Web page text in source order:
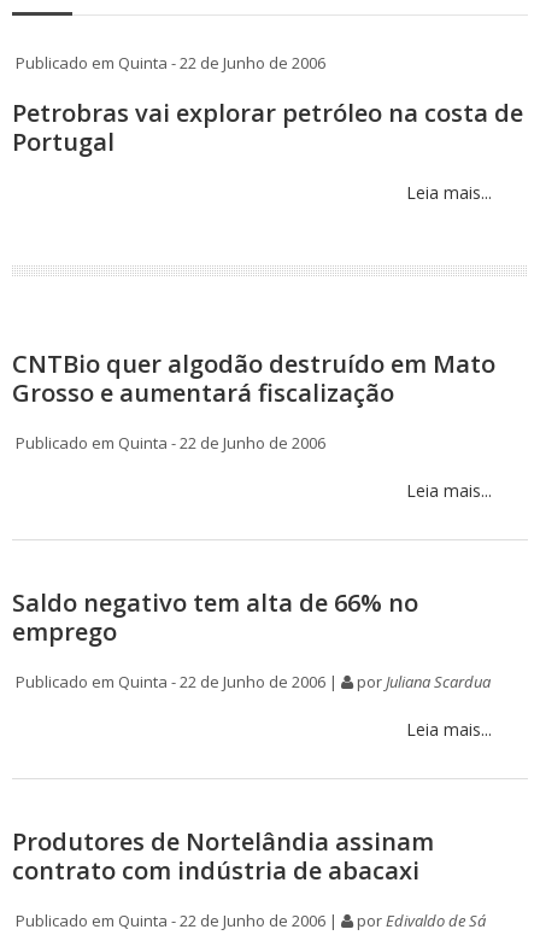
Publicado em Quinta - 22 de Junho de 2006
Petrobras vai explorar petróleo na costa de
Portugal
Leia mais...
CNTBio quer algodão destruído em Mato
Grosso e aumentará fiscalização
Publicado em Quinta - 22 de Junho de 2006
Leia mais...
Saldo negativo tem alta de 66% no
emprego
Publicado em Quinta - 22 de Junho de 2006 | porJuliana Scardua
Leia mais...
Produtores de Nortelândia assinam
contrato com indústria de abacaxi
Publicado em Quinta - 22 de Junho de 2006 | porEdivaldo de Sá